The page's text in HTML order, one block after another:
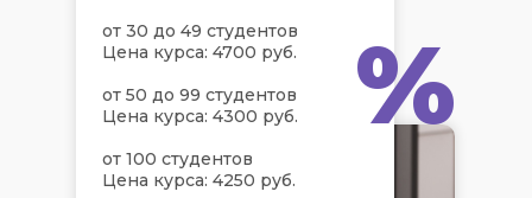
от 30 до 49 студентов
Цена курса: 4700 руб.
от 50 до 99 студентов
Цена курса: 4300 руб.
от 100 студентов
Цена курса: 4250 руб.
%